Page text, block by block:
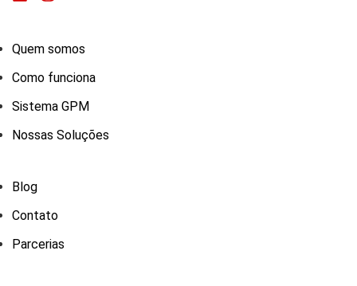
Quem somos
Como funciona
Sistema GPM
Nossas Soluções
Blog
Contato
Parcerias